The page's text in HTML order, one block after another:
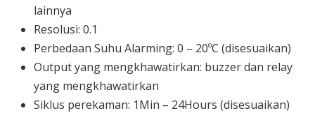
lainnya
Resolusi: 0.1
Perbedaan Suhu Alarming: 0 – 20ºC (disesuaikan)
Output yang mengkhawatirkan: buzzer dan relay
yang mengkhawatirkan
Siklus perekaman: 1Min – 24Hours (disesuaikan)